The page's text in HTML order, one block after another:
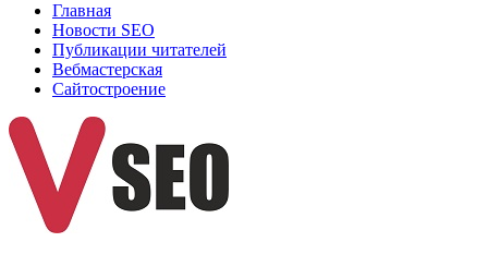
Главная
Новости SEO
Публикации читателей
Вебмастерская
Сайтостроение